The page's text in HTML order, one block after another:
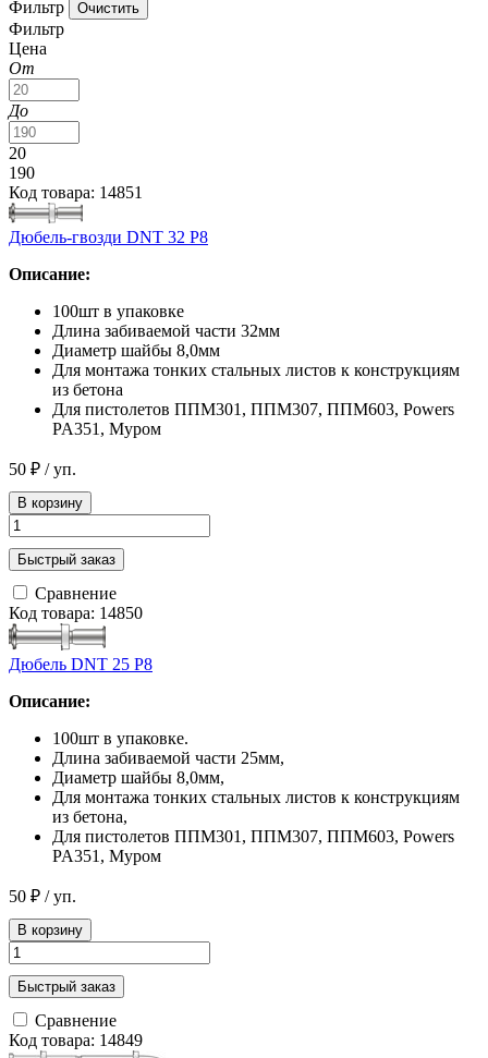
Фильтр
Фильтр
Цена
От
До
20
190
Код товара: 14851
Дюбель-гвозди DNT 32 P8
Описание:
100шт в упаковке
Длина забиваемой части 32мм
Диаметр шайбы 8,0мм
Для монтажа тонких стальных листов к конструкциям
из бетона
Для пистолетов ППМ301, ППМ307, ППМ603, Powers
PA351, Муром
50 ₽ / уп.
В корзину
Быстрый заказ
Сравнение
Код товара: 14850
Дюбель DNT 25 P8
Описание:
100шт в упаковке.
Длина забиваемой части 25мм,
Диаметр шайбы 8,0мм,
Для монтажа тонких стальных листов к конструкциям
из бетона,
Для пистолетов ППМ301, ППМ307, ППМ603, Powers
PA351, Муром
50 ₽ / уп.
В корзину
Быстрый заказ
Сравнение
Код товара: 14849